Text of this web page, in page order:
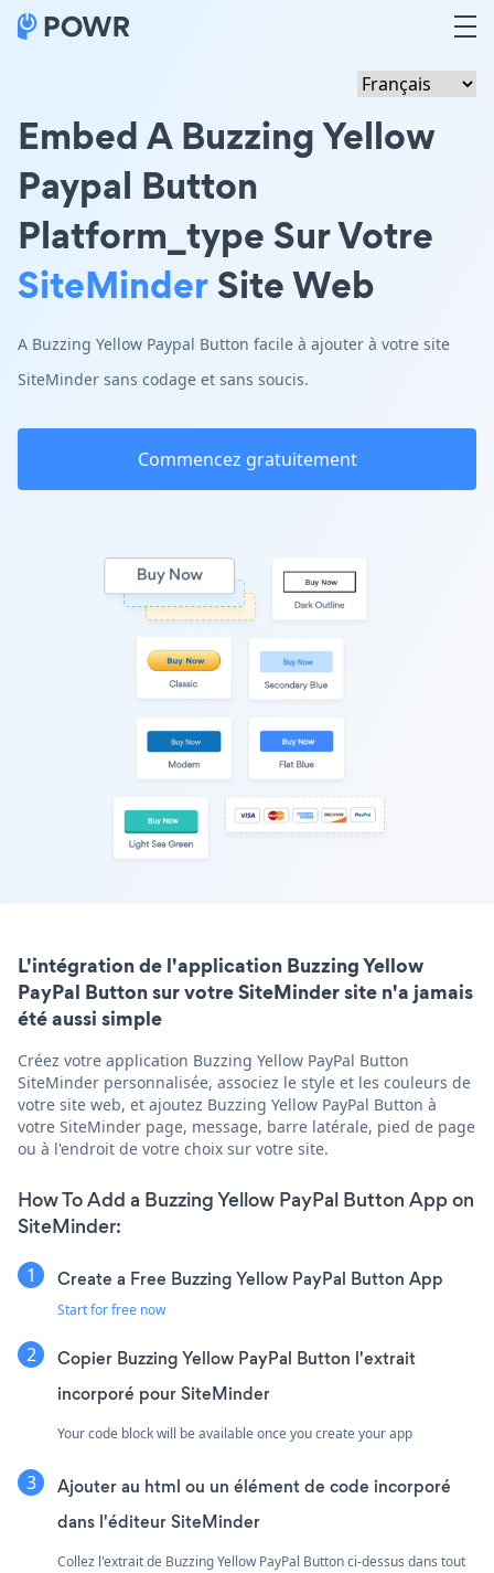
Embed A Buzzing Yellow
Paypal Button
Platform_type Sur Votre
SiteMinderSite Web
A Buzzing Yellow Paypal Button facile à ajouter à votre site
SiteMinder sans codage et sans soucis.
Commencez gratuitement
L'intégration de l'application Buzzing Yellow
PayPal Button sur votre SiteMinder site n'a jamais
été aussi simple
Créez votre application Buzzing Yellow PayPal Button
SiteMinder personnalisée, associez le style et les couleurs de
votre site web, et ajoutez Buzzing Yellow PayPal Button à
votre SiteMinder page, message, barre latérale, pied de page
ou à l'endroit de votre choix sur votre site.
How To Add a Buzzing Yellow PayPal Button App on
SiteMinder:
Create a Free Buzzing Yellow PayPal Button App
Start for free now
Copier Buzzing Yellow PayPal Button l'extrait
incorporé pour SiteMinder
Your code block will be available once you create your app
Ajouter au html ou un élément de code incorporé
dans l'éditeur SiteMinder
Collez l'extrait de Buzzing Yellow PayPal Button ci-dessus dans tout